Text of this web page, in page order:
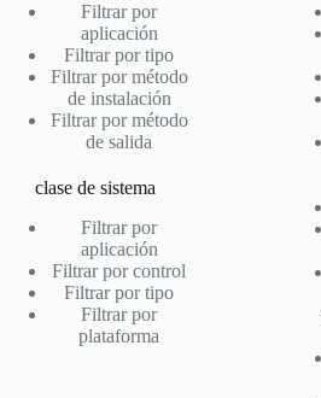
Filtrar por
aplicación
Filtrar por tipo
Filtrar por método
de instalación
Filtrar por método
de salida
clase de sistema
Filtrar por
aplicación
Filtrar por control
Filtrar por tipo
Filtrar por
plataforma